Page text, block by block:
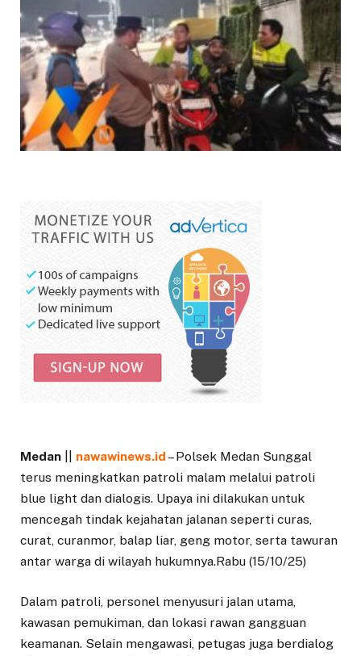
Medan nawawinews.id – Polsek Medan Sunggal
terus meningkatkan patroli malam melalui patroli
blue light dan dialogis. Upaya ini dilakukan untuk
mencegah tindak kejahatan jalanan seperti curas,
curat, curanmor, balap liar, geng motor, serta tawuran
antar warga di wilayah hukumnya.Rabu (15/10/25)
Dalam patroli, personel menyusuri jalan utama,
kawasan pemukiman, dan lokasi rawan gangguan
keamanan. Selain mengawasi, petugas juga berdialog